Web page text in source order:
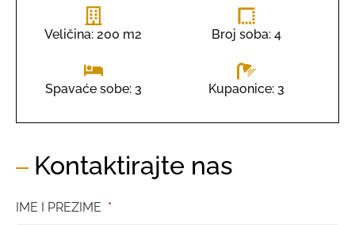
Veličina: 200 m2 Broj soba: 4
Spavaće sobe: 3 Kupaonice: 3
Kontaktirajte nas
IME I PREZIME *